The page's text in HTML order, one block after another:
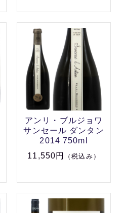
アンリ・ブルジョワ
サンセール ダンタン
2014 750ml
11,550円
（税込み）